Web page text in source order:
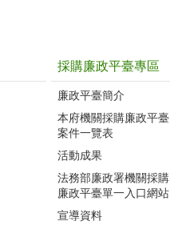
採購廉政平臺專區
廉政平臺簡介
本府機關採購廉政平臺
案件一覽表
活動成果
法務部廉政署機關採購
廉政平臺單一入口網站
宣導資料